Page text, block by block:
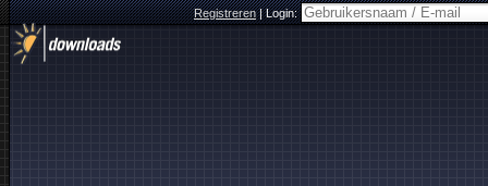
Registreren|Login: